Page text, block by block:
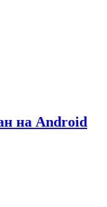
на Android